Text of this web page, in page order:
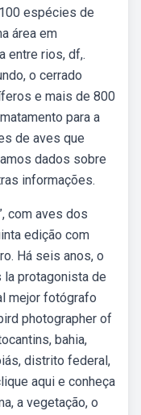
espécies de
área em
entre rios, df,.
o cerrado
e mais de 800
para a
de aves que
dados sobre
informações.
com aves dos
edição com
Há seis anos, o
la protagonista de
mejor fotógrafo
photographer of
bahia,
distrito federal,
aqui e conheça
a vegetação, o